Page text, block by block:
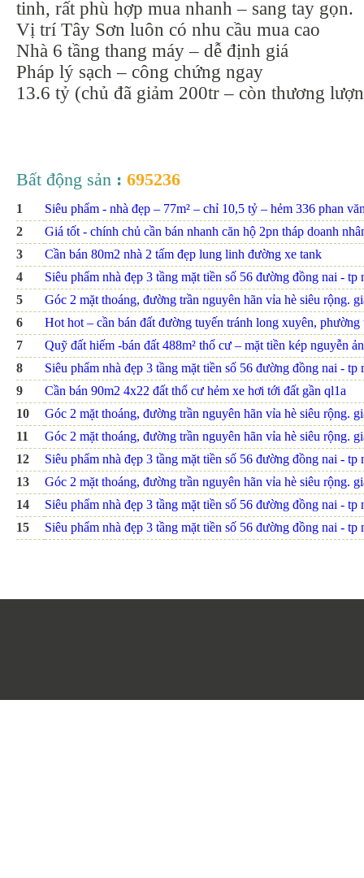
tinh, rất phù hợp mua nhanh – sang tay gọn.
Vị trí Tây Sơn luôn có nhu cầu mua cao
Nhà 6 tầng thang máy – dễ định giá
Pháp lý sạch – công chứng ngay
13.6 tỷ (chủ đã giảm 200tr – còn thương
Bất động sản : 695236
1
Siêu phẩm - nhà đẹp – 77m² – chỉ 10,5 tỷ – hẻm 336 phan
2
Giá tốt - chính chủ cần bán nhanh căn hộ 2pn tháp doanh
3
Cần bán 80m2 nhà 2 tấm đẹp lung linh đường xe tank
4
Siêu phẩm nhà đẹp 3 tầng mặt tiền số 56 đường đồng nai - tp
5
Góc 2 mặt thoáng, đường trần nguyên hãn vỉa hè siêu rộng.
6
Hot hot – cần bán đất đường tuyến tránh long xuyên, phường
7
Quỹ đất hiếm -bán đất 488m² thổ cư – mặt tiền kép nguyễn
8
Siêu phẩm nhà đẹp 3 tầng mặt tiền số 56 đường đồng nai - tp
9
Cần bán 90m2 4x22 đất thổ cư hẻm xe hơi tới đất gần ql1a
10
Góc 2 mặt thoáng, đường trần nguyên hãn vỉa hè siêu rộng.
11
Góc 2 mặt thoáng, đường trần nguyên hãn vỉa hè siêu rộng.
12
Siêu phẩm nhà đẹp 3 tầng mặt tiền số 56 đường đồng nai - tp
13
Góc 2 mặt thoáng, đường trần nguyên hãn vỉa hè siêu rộng.
14
Siêu phẩm nhà đẹp 3 tầng mặt tiền số 56 đường đồng nai - tp
15
Siêu phẩm nhà đẹp 3 tầng mặt tiền số 56 đường đồng nai - tp